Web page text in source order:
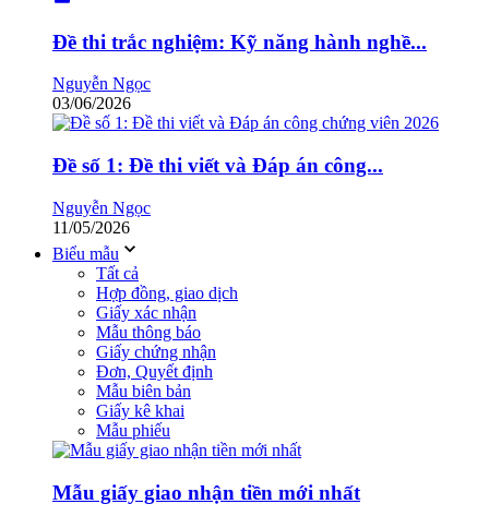
Đề thi trắc nghiệm: Kỹ năng hành nghề...
Nguyễn Ngọc
03/06/2026
Đề số 1: Đề thi viết và Đáp án công...
Nguyễn Ngọc
11/05/2026
Biểu mẫu
Tất cả
Hợp đồng, giao dịch
Giấy xác nhận
Mẫu thông báo
Giấy chứng nhận
Đơn, Quyết định
Mẫu biên bản
Giấy kê khai
Mẫu phiếu
Mẫu giấy giao nhận tiền mới nhất